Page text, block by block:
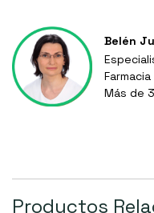
Belén
Más de
Productos